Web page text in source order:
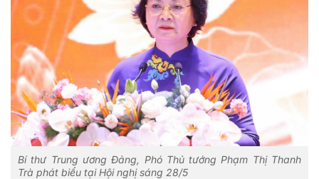
Bí thư Trung ương Đảng, Phó Thủ tướng Phạm Thị Thanh
Trà phát biểu tại Hội nghị sáng 28/5